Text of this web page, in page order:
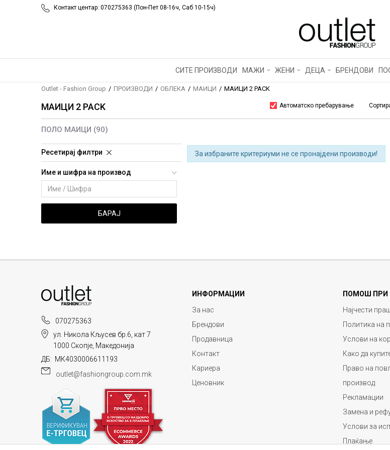
Контакт центар: 070275363 (Пон-Пет 08-16ч, Саб 10-15ч)
СИТЕ ПРОИЗВОДИ МАЖИ ЖЕНИ ДЕЦА БРЕНДОВИ
Outlet - Fashion Group ПРОИЗВОДИ ОБЛЕКА МАИЦИ МАИЦИ 2 PACK
МАИЦИ 2 PACK Автоматско пребарување
ПОЛО МАИЦИ (90)
Ресетирај филтри
Име и шифра на производ
БАРАЈ
За избраните критериуми не се пронајдени производи!
070275363
ул. Никола Кљусев бр.6, кат 7
1000 Скопје, Македонија
ДБ: МК4030006611193
outlet@fashiongroup.com.mk
ИНФОРМАЦИИ
За нас
Брендови
Продавница
Контакт
Кариера
Ценовник
ПОМОШ ПРИ
Најчести
Политика на
Услови на
Како да
Право на
производ
Рекламации
Замена и
Услови за
Плаќање